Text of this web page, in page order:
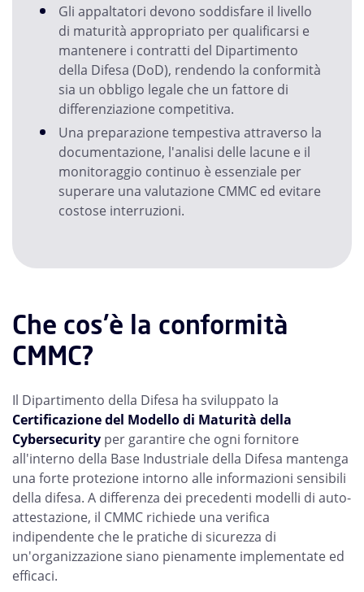
Gli appaltatori devono soddisfare il livello
di maturità appropriato per qualificarsi e
mantenere i contratti del Dipartimento
della Difesa (DoD), rendendo la conformità
sia un obbligo legale che un fattore di
differenziazione competitiva.
Una preparazione tempestiva attraverso la
documentazione, l'analisi delle lacune e il
monitoraggio continuo è essenziale per
superare una valutazione CMMC ed evitare
costose interruzioni.
Che cos'è la conformità
CMMC?
Il Dipartimento della Difesa ha sviluppato la
Certificazione del Modello di Maturità della
Cybersecurity per garantire che ogni fornitore
all'interno della Base Industriale della Difesa mantenga
una forte protezione intorno alle informazioni sensibili
della difesa. A differenza dei precedenti modelli di auto-
attestazione, il CMMC richiede una verifica
indipendente che le pratiche di sicurezza di
un'organizzazione siano pienamente implementate ed
efficaci.